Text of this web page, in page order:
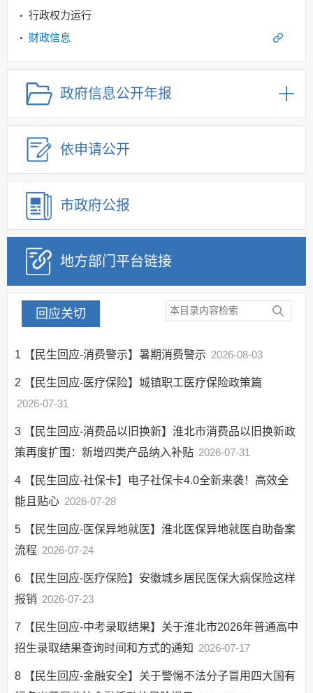
行政权力运行
财政信息
重点领域信息公开
规划信息
建议提案办理
公务员及事业单位招录
应急管理
回应关切
监督保障
其他法定信息
政府信息公开年报
依申请公开
市政府公报
地方部门平台链接
回应关切
1 【民生回应-消费警示】暑期消费警示 2026-08-03
2
【民生回应-医疗保险】城镇职工医疗保险政策篇
2026-07-31
3
【民生回应-消费品以旧换新】淮北市消费品以旧换新政
策再度扩围：新增四类产品纳入补贴 2026-07-31
4
【民生回应-社保卡】电子社保卡4.0全新来袭！高效全
能且贴心 2026-07-28
5
【民生回应-医保异地就医】淮北医保异地就医自助备案
流程 2026-07-24
6
【民生回应-医疗保险】安徽城乡居民医保大病保险这样
报销 2026-07-23
7
【民生回应-中考录取结果】关于淮北市2026年普通高中
招生录取结果查询时间和方式的通知 2026-07-17
8
【民生回应-金融安全】关于警惕不法分子冒用四大国有